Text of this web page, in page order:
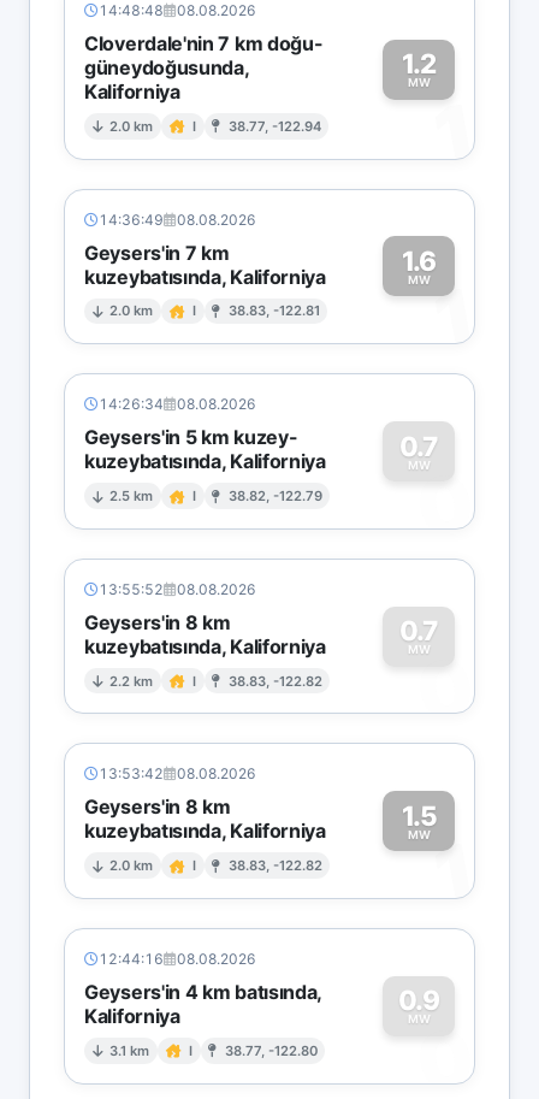
14:48:48 08.08.2026
Cloverdale'nin 7 km doğu-
güneydoğusunda,
Kaliforniya
2.0 km I 38.77, -122.94
1.2
MW
1
14:36:49 08.08.2026
Geysers'in 7 km
kuzeybatısında, Kaliforniya
2.0 km I 38.83, -122.81
1.6
MW1
14:26:34 08.08.2026
Geysers'in 5 km kuzey-
kuzeybatısında, Kaliforniya
2.5 km I 38.82, -122.79
0.7
MW
0
13:55:52 08.08.2026
Geysers'in 8 km
kuzeybatısında, Kaliforniya
2.2 km I 38.83, -122.82
0.7
MW
0
13:53:42 08.08.2026
Geysers'in 8 km
kuzeybatısında, Kaliforniya
2.0 km I 38.83, -122.82
1.5
MW1
12:44:16 08.08.2026
Geysers'in 4 km batısında,
Kaliforniya
3.1 km I 38.77, -122.80
0.9
MW
0